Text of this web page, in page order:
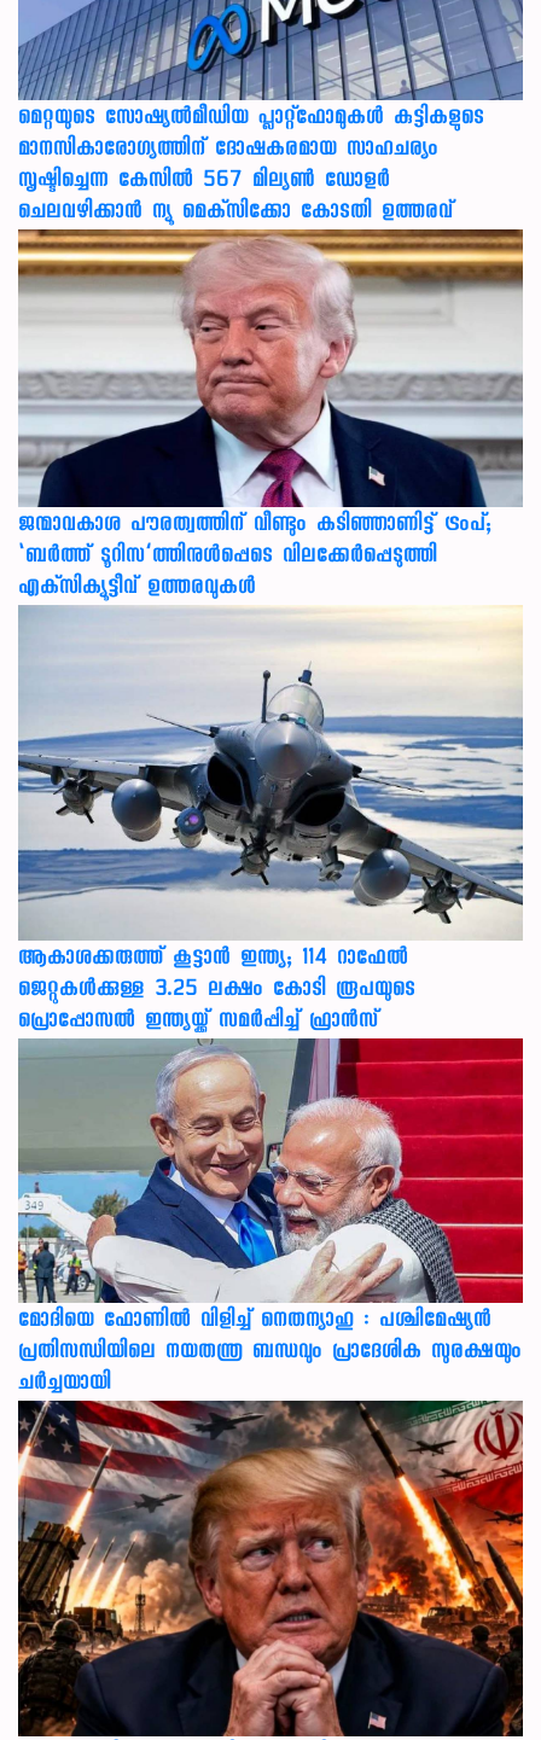
മെറ്റയുടെ സോഷ്യല്‍മീഡിയ പ്ലാറ്റ്‌ഫോമുകള്‍ കുട്ടികളുടെ
മാനസികാരോഗ്യത്തിന് ദോഷകരമായ സാഹചര്യം
സൃഷ്ടിച്ചെന്ന കേസില്‍ 567 മില്യണ്‍ ഡോളര്‍
ചെലവഴിക്കാന്‍ ന്യൂ മെക്‌സിക്കോ കോടതി ഉത്തരവ്
ജന്മാവകാശ പൗരത്വത്തിന് വീണ്ടും കടിഞ്ഞാണിട്ട് ട്രംപ്;
‘ബര്‍ത്ത് ടൂറിസ’ത്തിനുള്‍പ്പെടെ വിലക്കേര്‍പ്പെടുത്തി
എക്‌സിക്യൂട്ടീവ് ഉത്തരവുകള്‍
ആകാശക്കരുത്ത് കൂട്ടാൻ ഇന്ത്യ; 114 റാഫേൽ
ജെറ്റുകൾക്കുള്ള 3.25 ലക്ഷം കോടി രൂപയുടെ
പ്രൊപ്പോസൽ ഇന്ത്യയ്ക്ക് സമർപ്പിച്ച് ഫ്രാൻസ്
മോദിയെ ഫോണിൽ വിളിച്ച് നെതന്യാഹു : പശ്ചിമേഷ്യൻ
പ്രതിസന്ധിയിലെ നയതന്ത്ര ബന്ധവും പ്രാദേശിക സുരക്ഷയും
ചർച്ചയായി